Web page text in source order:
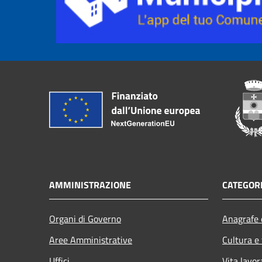
AMMINISTRAZIONE
Organi di Governo
Aree Amministrative
Cultura